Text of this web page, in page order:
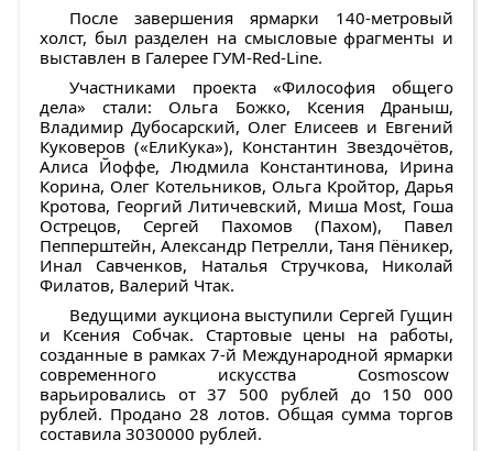
После завершения ярмарки 140-метровый
холст, был разделен на смысловые фрагменты и
выставлен в Галерее ГУМ-Red-Line.
Участниками проекта «Философия общего
дела» стали: Ольга Божко, Ксения Драныш,
Владимир Дубосарский, Олег Елисеев и Евгений
Куковеров («ЕлиКука»), Константин Звездочётов,
Алиса Йоффе, Людмила Константинова, Ирина
Корина, Олег Котельников, Ольга Кройтор, Дарья
Кротова, Георгий Литичевский, Миша Most, Гоша
Острецов, Сергей Пахомов (Пахом), Павел
Пепперштейн, Александр Петрелли, Таня Пёникер,
Инал Савченков, Наталья Стручкова, Николай
Филатов, Валерий Чтак.
Ведущими аукциона выступили Сергей Гущин
и Ксения Собчак. Стартовые цены на работы,
созданные в рамках 7-й Международной ярмарки
современного искусства Cosmoscow
варьировались от 37 500 рублей до 150 000
рублей. Продано 28 лотов. Общая сумма торгов
составила 3030000 рублей.